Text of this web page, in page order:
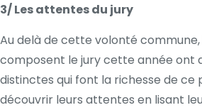
3/ Les attentes du jury
Au delà de cette volonté commune,
composent le jury cette année ont
distinctes qui font la richesse de ce
découvrir leurs attentes en lisant